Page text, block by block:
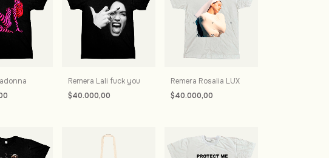
Remera Lali fuck you
$40.000,00
Remera Rosalia LUX
$40.000,00